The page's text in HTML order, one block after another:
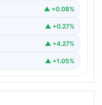
▲ +0.08%
▲ +0.27%
▲ +4.27%
▲ +1.05%